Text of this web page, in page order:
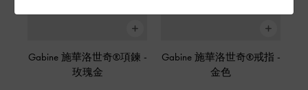
Gabine 施華洛世奇®項鍊 -
玫瑰金
Gabine 施華洛世奇®戒指 -
金色